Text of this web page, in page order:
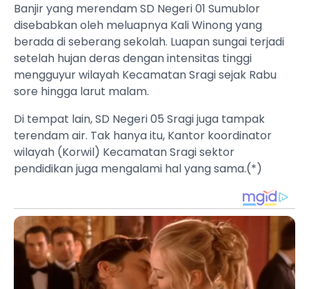
‎Banjir yang merendam SD Negeri 01 Sumublor
disebabkan oleh meluapnya Kali Winong yang
berada di seberang sekolah. Luapan sungai terjadi
setelah hujan deras dengan intensitas tinggi
mengguyur wilayah Kecamatan Sragi sejak Rabu
sore hingga larut malam.
‎Di tempat lain, SD Negeri 05 Sragi juga tampak
terendam air. Tak hanya itu, Kantor koordinator
wilayah (Korwil) Kecamatan Sragi sektor
pendidikan juga mengalami hal yang sama.(*)